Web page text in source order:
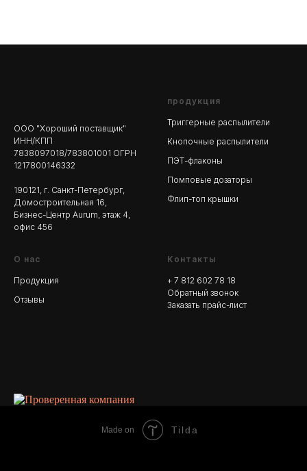
ООО "Хороший поставщик"
ИНН/КПП
7838097018/783801001 ОГРН
1217800146332
190121, г. Санкт-Петербург,
Домостроительная 16,
Бизнес-Центр Aurum, этаж 4,
офис 456
продукция
Триггерные распылители
Кнопочные распылители
ПЭТ-флаконы
Помповые дозаторы
Флип-топ крышки
О нас
Продукция
Отзывы
Контакты
+ 7 812 602 78 18
Обратный звонок
Заказать прайс-лист
Made on Tilda